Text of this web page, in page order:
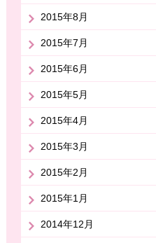
2015年8月
2015年7月
2015年6月
2015年5月
2015年4月
2015年3月
2015年2月
2015年1月
2014年12月